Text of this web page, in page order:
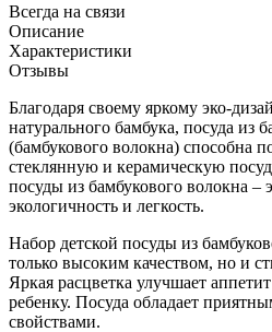
Всегда на связи
Описание
Характеристики
Отзывы
Благодаря своему яркому эко-
натурального бамбука, посуда из
(бамбукового волокна) способна
стеклянную и керамическую
посуды из бамбукового волокна –
экологичность и легкость.
Набор детской посуды из
только высоким качеством, но и
Яркая расцветка улучшает
ребенку. Посуда обладает
свойствами.